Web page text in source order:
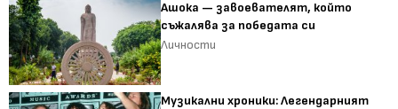
Ашока — завоевателят, който
съжалява за победата си
Личности
Музикални хроники: Легендарният